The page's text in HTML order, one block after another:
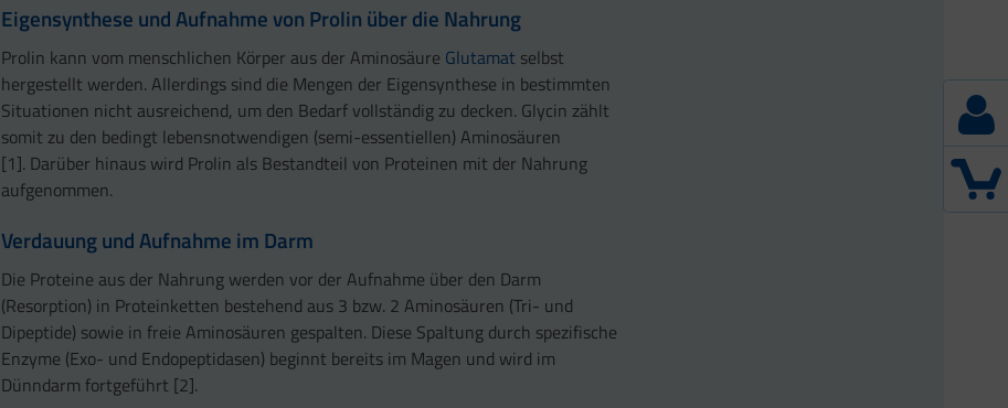
Eigensynthese und Aufnahme von Prolin über die Nahrung
Prolin kann vom menschlichen Körper aus der Aminosäure Glutamat selbst
hergestellt werden. Allerdings sind die Mengen der Eigensynthese in bestimmten
Situationen nicht ausreichend, um den Bedarf vollständig zu decken. Glycin zählt
somit zu den bedingt lebensnotwendigen (semi-essentiellen) Aminosäuren
[1]. Darüber hinaus wird Prolin als Bestandteil von Proteinen mit der Nahrung
aufgenommen.
Verdauung und Aufnahme im Darm
Die Proteine aus der Nahrung werden vor der Aufnahme über den Darm
(Resorption) in Proteinketten bestehend aus 3 bzw. 2 Aminosäuren (Tri- und
Dipeptide) sowie in freie Aminosäuren gespalten. Diese Spaltung durch spezifische
Enzyme (Exo- und Endopeptidasen) beginnt bereits im Magen und wird im
Dünndarm fortgeführt [2].